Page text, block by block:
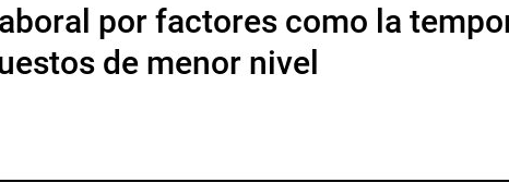
por factores como la
de menor nivel